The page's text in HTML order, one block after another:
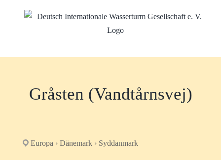
Gråsten (Vandtårnsvej)
Europa › Dänemark › Syddanmark